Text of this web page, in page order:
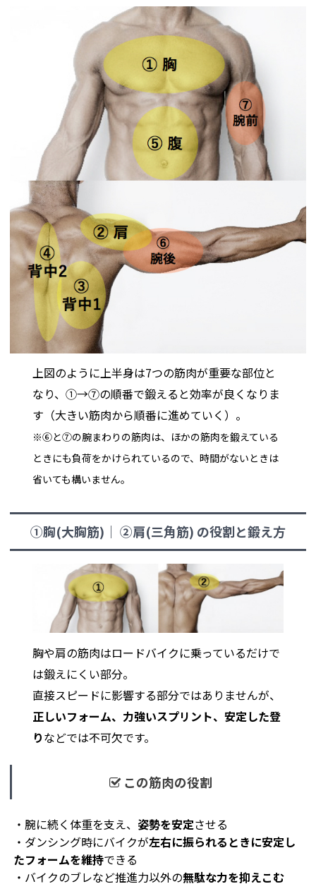
上図のように上半身は7つの筋肉が重要な部位と
なり、①→⑦の順番で鍛えると効率が良くなりま
す（大きい筋肉から順番に進めていく）。
※⑥と⑦の腕まわりの筋肉は、ほかの筋肉を鍛えている
ときにも負荷をかけられているので、時間がないときは
省いても構いません。
①胸(大胸筋)｜ ②肩(三角筋) の役割と鍛え方
胸や肩の筋肉はロードバイクに乗っているだけで
は鍛えにくい部分。
直接スピードに影響する部分ではありませんが、
正しいフォーム、力強いスプリント、安定した登
りなどでは不可欠です。
この筋肉の役割
・腕に続く体重を支え、 姿勢を安定させる
・ダンシング時にバイクが左右に振られるときに安定し
たフォームを維持できる
・バイクのブレなど推進力以外の無駄な力を抑えこむ